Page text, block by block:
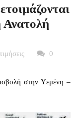
Ανατολή
0
στην Υεμένη –